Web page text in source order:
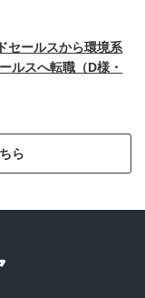
セールスから環境系
ルスへ転職（D様・
ら